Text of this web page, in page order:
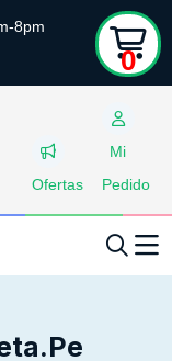
8pm
Ofertas
Mi
Pedido
0